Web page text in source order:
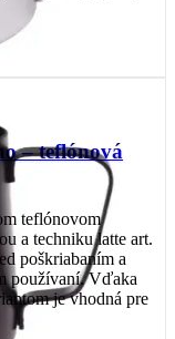
– teflónová
teflónovom
a techniku latte art.
poškriabaním a
používaní. Vďaka
je vhodná pre